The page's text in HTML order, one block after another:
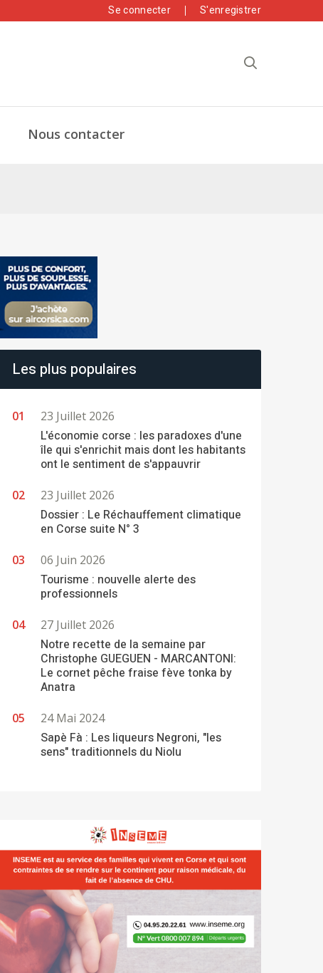
Se connecter S'enregistrer
Nous contacter
Les plus populaires
23 Juillet 2026
L'économie corse : les paradoxes d'une
île qui s'enrichit mais dont les habitants
ont le sentiment de s'appauvrir
23 Juillet 2026
Dossier : Le Réchauffement climatique
en Corse suite N° 3
06 Juin 2026
Tourisme : nouvelle alerte des
professionnels
27 Juillet 2026
Notre recette de la semaine par
Christophe GUEGUEN - MARCANTONI:
Le cornet pêche fraise fève tonka by
Anatra
24 Mai 2024
Sapè Fà : Les liqueurs Negroni, "les
sens" traditionnels du Niolu